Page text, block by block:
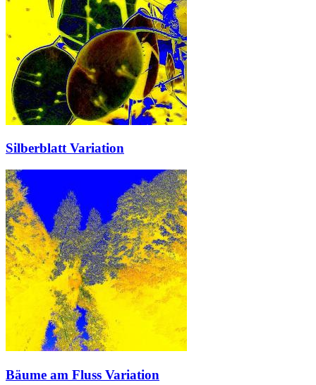
Silberblatt Variation
Bäume am Fluss Variation